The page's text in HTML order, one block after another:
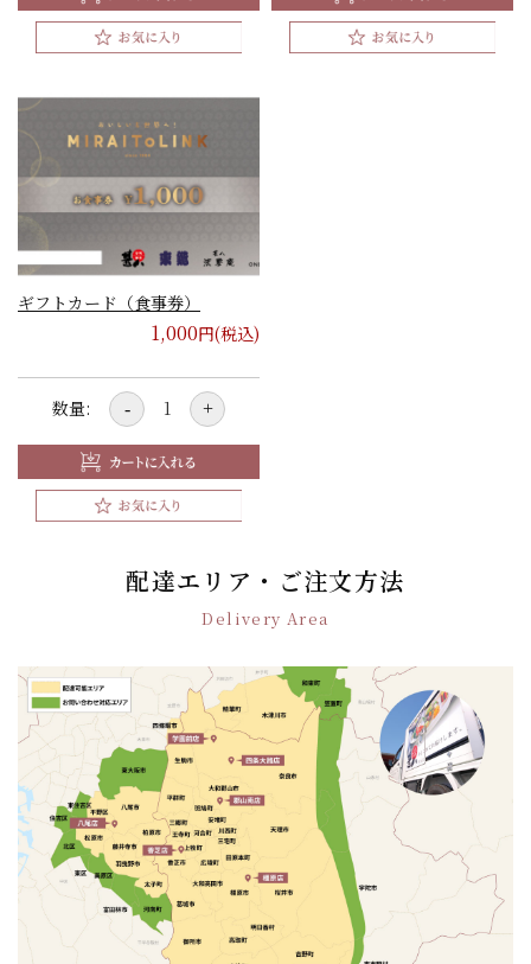
ギフトカード（食事券）
1,000円(税込)
数量: - +
配達エリア・ご注文方法
Delivery Area